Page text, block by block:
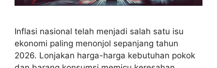
Inflasi nasional telah menjadi salah satu isu
ekonomi paling menonjol sepanjang tahun
2026. Lonjakan harga-harga kebutuhan pokok